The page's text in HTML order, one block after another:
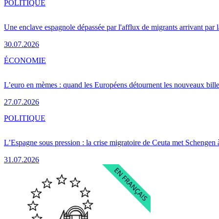
Une enclave espagnole dépassée par l'afflux de migrants arrivant par
30.07.2026
POLITIQUE
L’euro en mèmes : quand les Européens détournent les nouveaux
27.07.2026
ÉCONOMIE
L’Espagne sous pression : la crise migratoire de Ceuta met Schengen
31.07.2026
POLITIQUE